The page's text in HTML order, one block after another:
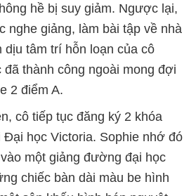
hề bị suy giảm. Ngược lại,
nghe giảng, làm bài tập về nhà
dịu tâm trí hỗn loạn của cô
thành công ngoài mong đợi
2 điểm A.
cô tiếp tục đăng ký 2 khóa
Đại học Victoria. Sophie nhớ đó
một giảng đường đại học
chiếc bàn dài màu be hình